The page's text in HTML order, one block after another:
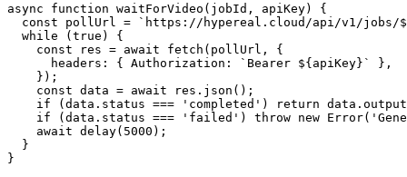
async function waitForVideo(jobId, apiKey) {
const pollUrl = `https://hypereal.cloud/api/v1/jobs/
  while (true) {
    const res = await fetch(pollUrl, {
      headers: { Authorization: `Bearer ${apiKey}` },
    });
    const data = await res.json();
if (data.status === 'completed') return
if (data.status === 'failed') throw new
    await delay(5000);
  }